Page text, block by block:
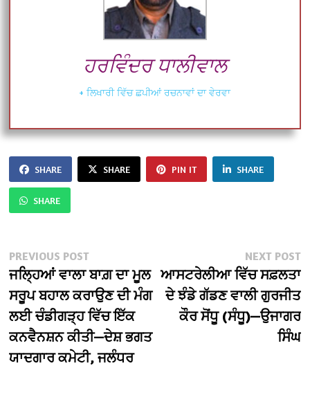
ਹਰਵਿੰਦਰ ਧਾਲੀਵਾਲ
+ ਲਿਖਾਰੀ ਵਿੱਚ ਛਪੀਆਂ ਰਚਨਾਵਾਂ ਦਾ ਵੇਰਵਾ
SHARE SHARE PIN IT SHARE
SHARE
Post
navigation
PREVIOUS POSTPrevious
post:
ਜਲ੍ਹਿਆਂ ਵਾਲਾ ਬਾਗ਼ ਦਾ ਮੂਲ
ਸਰੂਪ ਬਹਾਲ ਕਰਾਉਣ ਦੀ ਮੰਗ
ਲਈ ਚੰਡੀਗੜ੍ਹ ਵਿੱਚ ਇੱਕ
ਕਨਵੈਨਸ਼ਨ ਕੀਤੀ—ਦੇਸ਼ ਭਗਤ
ਯਾਦਗਾਰ ਕਮੇਟੀ, ਜਲੰਧਰ
NEXT POST
ਆਸਟਰੇਲੀਆ ਵਿੱਚ ਸਫ਼ਲਤਾ
ਦੇ ਝੰਡੇ ਗੱਡਣ ਵਾਲੀ ਗੁਰਜੀਤ
ਕੌਰ ਸੋਂਧੂ (ਸੰਧੂ)—ਉਜਾਗਰ
ਸਿੰਘ